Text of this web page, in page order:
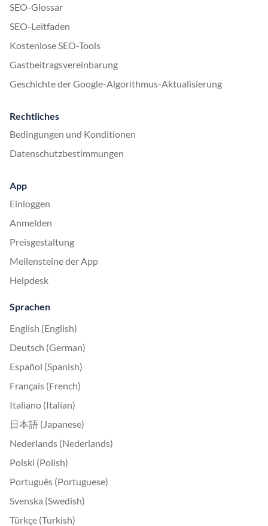
SEO-Glossar
SEO-Leitfaden
Kostenlose SEO-Tools
Gastbeitragsvereinbarung
Geschichte der Google-Algorithmus-Aktualisierung
Rechtliches
Bedingungen und Konditionen
Datenschutzbestimmungen
App
Einloggen
Anmelden
Preisgestaltung
Meilensteine der App
Helpdesk
Sprachen
English (English)
Deutsch (German)
Español (Spanish)
Français (French)
Italiano (Italian)
日本語 (Japanese)
Nederlands (Nederlands)
Polski (Polish)
Português (Portuguese)
Svenska (Swedish)
Türkçe (Turkish)